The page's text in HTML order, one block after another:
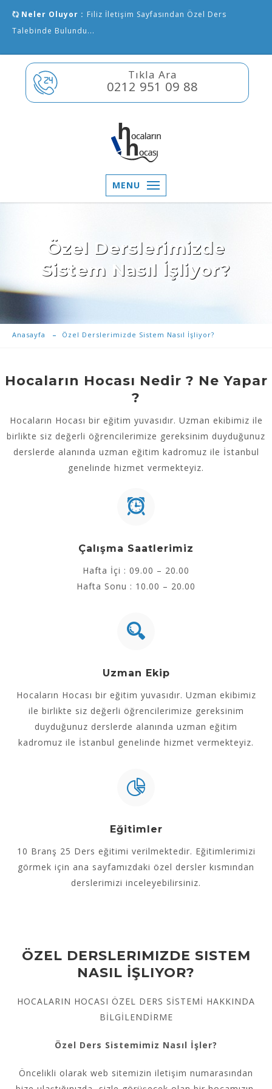
Neler Oluyor : Filiz İletişim Sayfasından Özel Ders
Talebinde Bulundu...
Tıkla Ara
0212 951 09 88
MENU
Özel Derslerimizde
Sistem Nasıl İşliyor?
Anasayfa Özel Derslerimizde Sistem Nasıl İşliyor?
Hocaların Hocası Nedir ? Ne Yapar
?
Hocaların Hocası bir eğitim yuvasıdır. Uzman ekibimiz ile
birlikte siz değerli öğrencilerimize gereksinim duyduğunuz
derslerde alanında uzman eğitim kadromuz ile İstanbul
genelinde hizmet vermekteyiz.
Çalışma Saatlerimiz
Hafta İçi : 09.00 – 20.00
Hafta Sonu : 10.00 – 20.00
Uzman Ekip
Hocaların Hocası bir eğitim yuvasıdır. Uzman ekibimiz
ile birlikte siz değerli öğrencilerimize gereksinim
duyduğunuz derslerde alanında uzman eğitim
kadromuz ile İstanbul genelinde hizmet vermekteyiz.
Eğitimler
10 Branş 25 Ders eğitimi verilmektedir. Eğitimlerimizi
görmek için ana sayfamızdaki özel dersler kısmından
derslerimizi inceleyebilirsiniz.
ÖZEL DERSLERIMIZDE SISTEM
NASIL İŞLIYOR?
HOCALARIN HOCASI ÖZEL DERS SİSTEMİ HAKKINDA
BİLGİLENDİRME
Özel Ders Sistemimiz Nasıl İşler?
Öncelikli olarak web sitemizin iletişim numarasından